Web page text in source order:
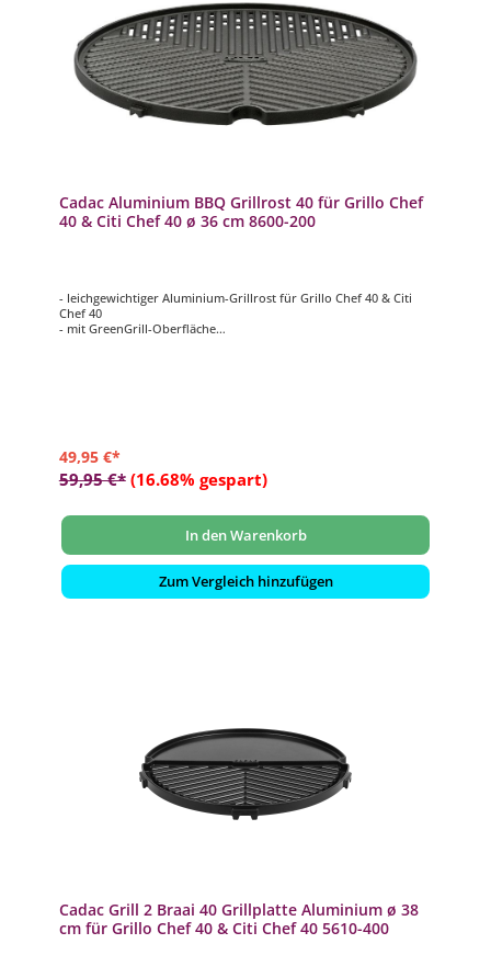
Cadac Aluminium BBQ Grillrost 40 für Grillo Chef
40 & Citi Chef 40 ø 36 cm 8600-200
- leichgewichtiger Aluminium-Grillrost für Grillo Chef 40 & Citi
Chef 40
- mit GreenGrill-Oberfläche
49,95 €*
59,95 €* (16.68% gespart)
In den Warenkorb
Zum Vergleich hinzufügen
Cadac Grill 2 Braai 40 Grillplatte Aluminium ø 38
cm für Grillo Chef 40 & Citi Chef 40 5610-400